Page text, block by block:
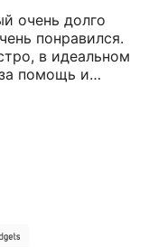
очень долго
понравился.
в идеальном
помощь и